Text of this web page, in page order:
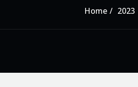
Home 2023